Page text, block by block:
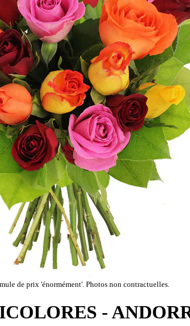
de prix 'énormément'. Photos non contractuelles.
-